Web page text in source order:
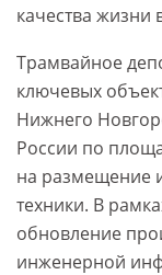
качества жизни
Трамвайное
ключевых
Нижнего
России по
на размещение
техники. В
обновление
инженерной